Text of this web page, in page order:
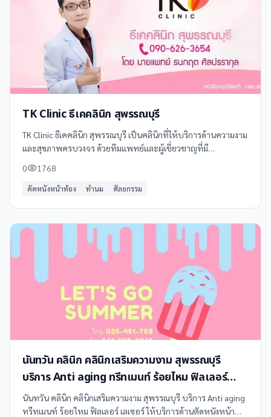
TK Clinic ธีเคคลินิก สุพรรณบุรี
TK Clinic ธีเคคลินิก สุพรรณบุรี เป็นคลินิกที่ให้บริการด้านความงาม
และสุขภาพครบวงจร ด้วยทีมแพทย์และผู้เชี่ยวชาญที่มี
ต้องการของลูกค้าทุกคนอย่างมีคุณภาพ
0 1768
ตัดหนังหน้าท้อง ทำนม ศัลยกรรม
นันทวัน คลินิก คลินิกเสริมความงาม สุพรรณบุรี
บริการ Anti aging ทรีทเมนท์ ร้อยไหม ฟิลเลอร์
เลเซอร์
นันทวัน คลินิก คลินิกเสริมความงาม สุพรรณบุรี บริการ Anti aging
ทรีทเมนท์ ร้อยไหม ฟิลเลอร์ เลเซอร์ ให้บริการด้านตัดหนังหน้า